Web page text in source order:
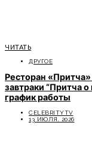
ЧИТАТЬ
ДРУГОЕ
Ресторан
завтраки “Притча
график работы
CELEBRITYTV
13 ИЮЛЯ, 2026